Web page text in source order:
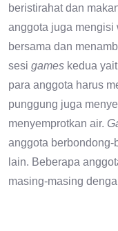
beristirahat dan
anggota juga mengisi
bersama dan
sesi games kedua
para anggota harus
punggung juga
menyemprotkan air.
anggota berbondong-
lain. Beberapa
masing-masing